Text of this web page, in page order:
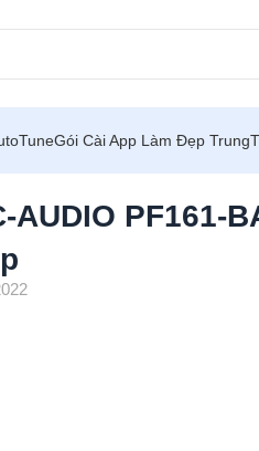
Gói Cài App Làm Đẹp Trung
AUDIO PF161-